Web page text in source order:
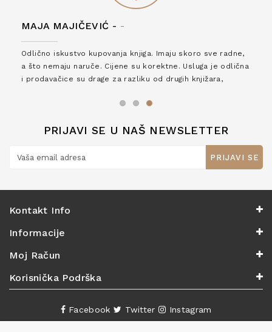
MAJA MAJIČEVIĆ - -
Odlično iskustvo kupovanja knjiga. Imaju skoro sve radne,
a što nemaju naruče. Cijene su korektne. Usluga je odlična
i prodavačice su drage za razliku od drugih knjižara,
PRIJAVI SE U NAŠ NEWSLETTER
PRIJAVI SE
Kontakt Info
Informacije
Moj Račun
Korisnička Podrška
Facebook Twitter Instagram